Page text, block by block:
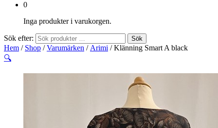
0
Inga produkter i varukorgen.
Sök efter: Sök
Hem / Shop /Varumärken / Arimi / Klänning Smart A black
🔍